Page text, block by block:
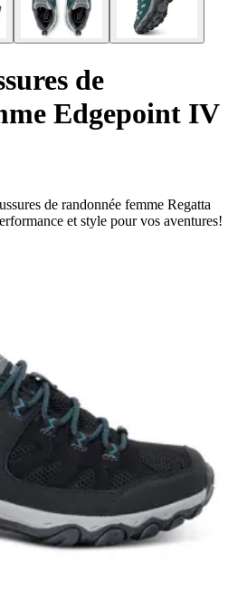
de
Edgepoint IV
de randonnée femme Regatta
et style pour vos aventures!